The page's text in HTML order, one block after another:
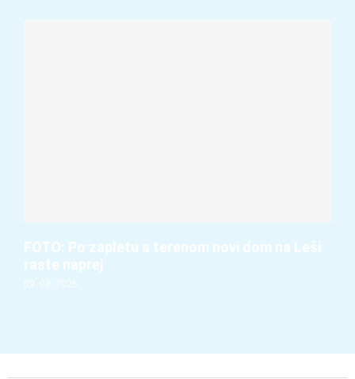
FOTO: Po zapletu s terenom novi dom na Leši
raste naprej
09. 08. 2026